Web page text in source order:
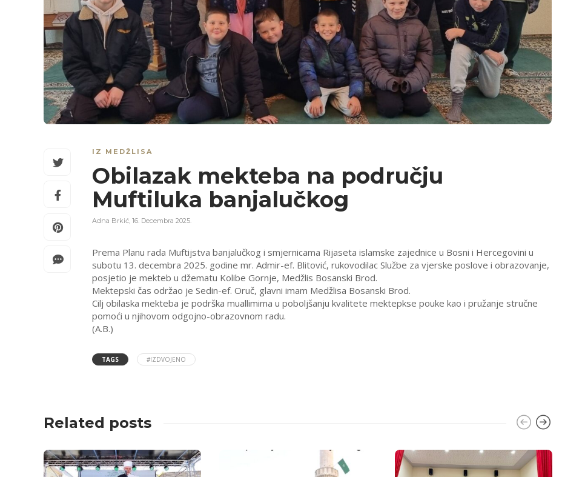
IZ MEDŽLISA
Obilazak mekteba na području
Muftiluka banjalučkog
Adna Brkić, 16. Decembra 2025.
Prema Planu rada Muftijstva banjalučkog i smjernicama Rijaseta islamske zajednice u Bosni i Hercegovini u
subotu 13. decembra 2025. godine mr. Admir-ef. Blitović, rukovodilac Službe za vjerske poslove i obrazovanje,
posjetio je mekteb u džematu Kolibe Gornje, Medžlis Bosanski Brod.
Mektepski čas održao je Sedin-ef. Oruč, glavni imam Medžlisa Bosanski Brod.
Cilj obilaska mekteba je podrška muallimima u poboljšanju kvalitete mektepkse pouke kao i pružanje stručne
pomoći u njihovom odgojno-obrazovnom radu.
(A.B.)
TAGS #IZDVOJENO
Related posts